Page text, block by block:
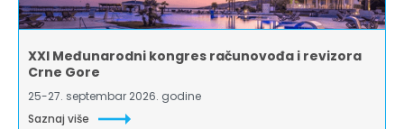
XXI Međunarodni kongres računovođa i revizora
Crne Gore
25-27. septembar 2026. godine
Saznaj više